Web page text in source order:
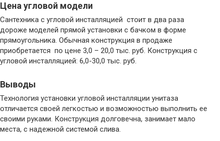
Цена угловой модели
Сантехника с угловой инсталляцией стоит в два раза
дороже моделей прямой установки с бачком в форме
прямоугольника. Обычная конструкция в продаже
приобретается по цене 3,0 – 20,0 тыс. руб. Конструкция с
угловой инсталляцией: 6,0-30,0 тыс. руб.
Выводы
Технология установки угловой инсталляции унитаза
отличается своей легкостью и возможностью выполнить ее
своими руками. Конструкция долговечна, занимает мало
места, с надежной системой слива.